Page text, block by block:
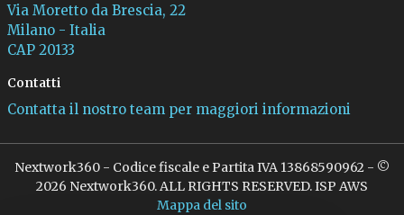
Via Moretto da Brescia, 22
Milano - Italia
CAP 20133
Contatti
Contatta il nostro team per maggiori informazioni
Nextwork360 - Codice fiscale e Partita IVA 13868590962 - ©
2026 Nextwork360. ALL RIGHTS RESERVED. ISP AWS
Mappa del sito